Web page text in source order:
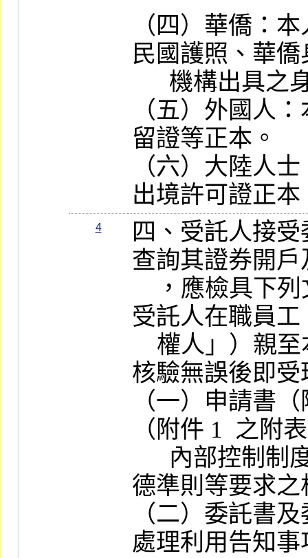
（四）華僑：
民國護照、華
（五）外國人
留證等正本。
（六）大陸人
出境許可證正本
4
四、受託人接
查詢其證券開
受託人在職員
核驗無誤後即受
（一）申請書
（附件 1  之附
德準則等要求
（二）委託書
處理利用告知